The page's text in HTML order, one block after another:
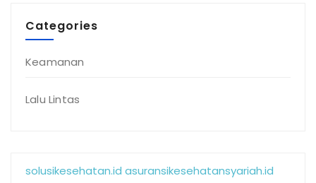
Categories
Keamanan
Lalu Lintas
solusikesehatan.id asuransikesehatansyariah.id